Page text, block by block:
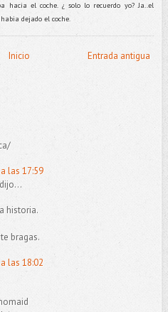
hacia el coche. ¿ solo lo recuerdo yo? Ja..el
dejado el coche.
Entrada antigua
Inicio
las 17:59
dijo...
historia.
bragas.
las 18:02